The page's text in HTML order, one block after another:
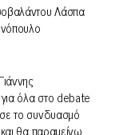
Λάσπα
όλα στο debate
το συνδυασμό
και θα παραμείνω